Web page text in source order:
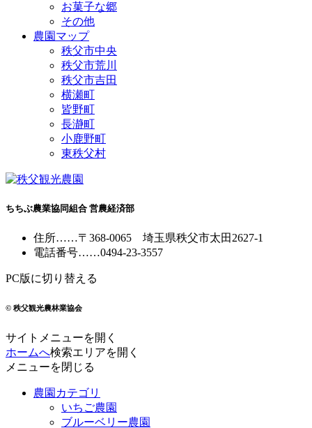
お菓子な郷
その他
農園マップ
秩父市中央
秩父市荒川
秩父市吉田
横瀬町
皆野町
長瀞町
小鹿野町
東秩父村
ちちぶ農業協同組合 営農経済部
住所……〒368-0065 埼玉県秩父市太田2627-1
電話番号……0494-23-3557
PC版に切り替える
© 秩父観光農林業協会
サイトメニューを開く
ホームへ検索エリアを開く
メニューを閉じる
農園カテゴリ
いちご農園
ブルーベリー農園